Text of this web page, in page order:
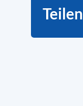
Teilen